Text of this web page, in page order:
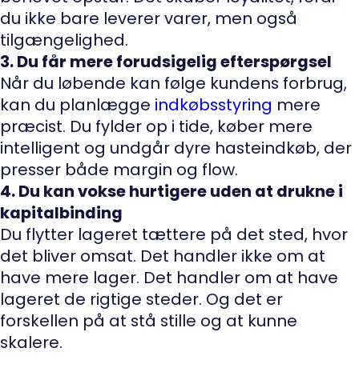
du ikke bare leverer varer, men også
tilgængelighed.
3. Du får mere forudsigelig efterspørgsel
Når du løbende kan følge kundens forbrug,
kan du planlægge indkøbsstyring mere
præcist. Du fylder op i tide, køber mere
intelligent og undgår dyre hasteindkøb, der
presser både margin og flow.
4. Du kan vokse hurtigere uden at drukne i
kapitalbinding
Du flytter lageret tættere på det sted, hvor
det bliver omsat. Det handler ikke om at
have mere lager. Det handler om at have
lageret de rigtige steder. Og det er
forskellen på at stå stille og at kunne
skalere.